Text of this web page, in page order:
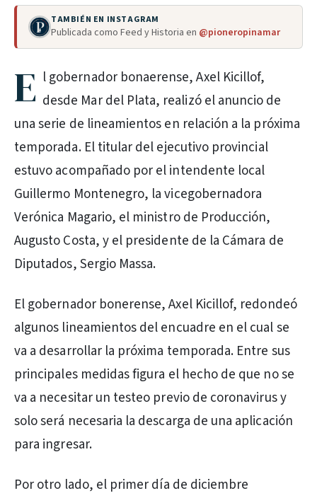
TAMBIÉN EN INSTAGRAM
Publicada como Feed y Historia en @pioneropinamar
E l gobernador bonaerense, Axel Kicillof,
desde Mar del Plata, realizó el anuncio de
una serie de lineamientos en relación a la próxima
temporada. El titular del ejecutivo provincial
estuvo acompañado por el intendente local
Guillermo Montenegro, la vicegobernadora
Verónica Magario, el ministro de Producción,
Augusto Costa, y el presidente de la Cámara de
Diputados, Sergio Massa.
El gobernador bonerense, Axel Kicillof, redondeó
algunos lineamientos del encuadre en el cual se
va a desarrollar la próxima temporada. Entre sus
principales medidas figura el hecho de que no se
va a necesitar un testeo previo de coronavirus y
solo será necesaria la descarga de una aplicación
para ingresar.
Por otro lado, el primer día de diciembre